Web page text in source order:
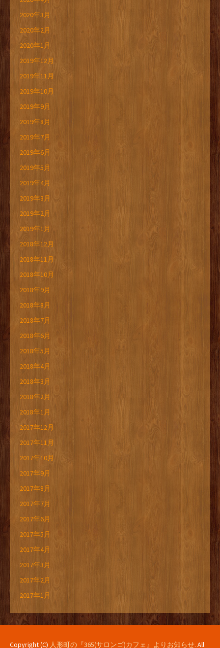
2020年3月
2020年2月
2020年1月
2019年12月
2019年11月
2019年10月
2019年9月
2019年8月
2019年7月
2019年6月
2019年5月
2019年4月
2019年3月
2019年2月
2019年1月
2018年12月
2018年11月
2018年10月
2018年9月
2018年8月
2018年7月
2018年6月
2018年5月
2018年4月
2018年3月
2018年2月
2018年1月
2017年12月
2017年11月
2017年10月
2017年9月
2017年8月
2017年7月
2017年6月
2017年5月
2017年4月
2017年3月
2017年2月
2017年1月
Copyright (C) 人形町の『365(サロンゴ)カフェ』よりお知らせ. All